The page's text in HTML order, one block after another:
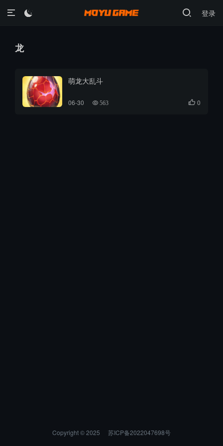
登录

龙
萌龙大乱斗
06-30 563  0
Copyright © 2025 苏ICP备2022047698号